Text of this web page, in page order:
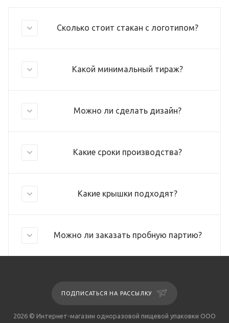
Сколько стоит стакан с логотипом?
Какой минимальный тираж?
Можно ли сделать дизайн?
Какие сроки производства?
Какие крышки подходят?
Можно ли заказать пробную партию?
ПОДПИСАТЬСЯ НА РАССЫЛКУ
2026 © Интернет-магазин одноразовой пищевой упаковки ООО